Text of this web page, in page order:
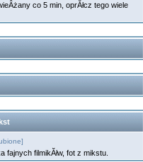
co 5 min, oprĂłcz tego wiele
filmikĂłw, fot z mikstu.